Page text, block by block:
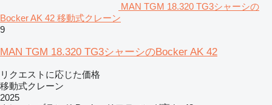
MAN TGM 18.320 TG3シャーシの
Bocker AK 42 移動式クレーン
9
MAN TGM 18.320 TG3シャーシのBocker AK 42
リクエストに応じた価格
移動式クレーン
2025